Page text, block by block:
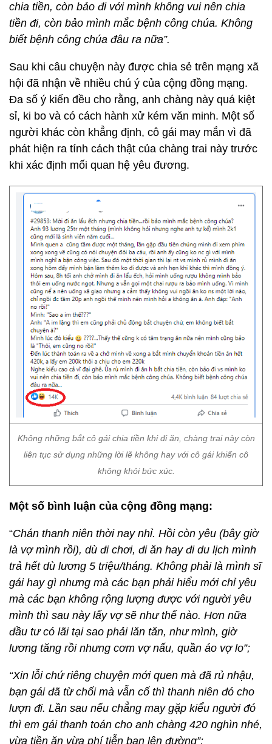
chia tiền, còn bảo đi với mình không vui nên chia
tiền đi, còn bảo mình mắc bệnh công chúa. Không
biết bệnh công chúa đâu ra nữa”.
Sau khi câu chuyện này được chia sẻ trên mạng xã
hội đã nhận về nhiều chú ý của cộng đồng mạng.
Đa số ý kiến đều cho rằng, anh chàng này quá kiệt
sỉ, ki bo và có cách hành xử kém văn minh. Một số
người khác còn khẳng định, cô gái may mắn vì đã
phát hiện ra tính cách thật của chàng trai này trước
khi xác định mối quan hệ yêu đương.
Không những bắt cô gái chia tiền khi đi ăn, chàng trai này còn
liên tục sử dụng những lời lẽ không hay với cô gái khiến cô
không khỏi bức xúc.
Một số bình luận của cộng đồng mạng:
“Chán thanh niên thời nay nhỉ. Hồi còn yêu (bây giờ
là vợ mình rồi), dù đi chơi, đi ăn hay đi du lịch mình
trả hết dù lương 5 triệu/tháng. Không phải là mình sĩ
gái hay gì nhưng mà các bạn phải hiểu mới chỉ yêu
mà các bạn không rộng lượng được với người yêu
mình thì sau này lấy vợ sẽ như thế nào. Hơn nữa
đầu tư có lãi tại sao phải lăn tăn, như mình, giờ
lương tăng rồi nhưng cơm vợ nấu, quần áo vợ lo”;
“Xin lỗi chứ riêng chuyện mới quen mà đã rủ nhậu,
bạn gái đã từ chối mà vẫn cố thì thanh niên đó cho
lượn đi. Lần sau nếu chẳng may gặp kiểu người đó
thì em gái thanh toán cho anh chàng 420 nghìn nhé,
vừa tiền ăn vừa phí tiễn bạn lên đường”;